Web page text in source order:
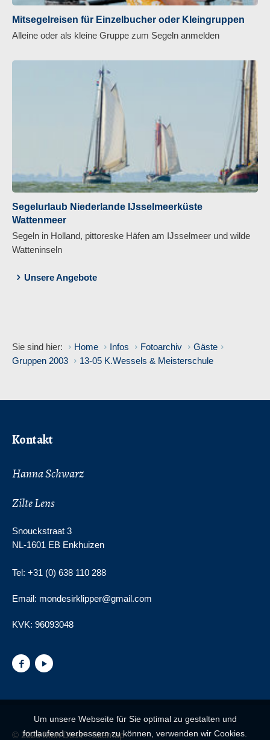
Um unsere Webseite für Sie optimal zu gestalten und
fortlaufend verbessern zu können, verwenden wir Cookies.
Unsere Angebote
Mitsegelreisen für Einzelbucher oder Kleingruppen
Alleine oder als kleine Gruppe zum Segeln anmelden
Segelurlaub Niederlande IJsselmeerküste
Wattenmeer
Segeln in Holland, pittoreske Häfen am IJsselmeer und wilde
Watteninseln
Sie sind hier: Home Infos Fotoarchiv
Gäste
Gruppen 2003
13-05 K.Wessels & Meisterschule
Kontakt
Hanna Schwarz
Zilte Lens
Snouckstraat 3
NL-1601 EB Enkhuizen
Tel: +31 (0) 638 110 288
Email: mondesirklipper@gmail.com
KVK: 96093048
© 2026 Mon Desir -Sitemap